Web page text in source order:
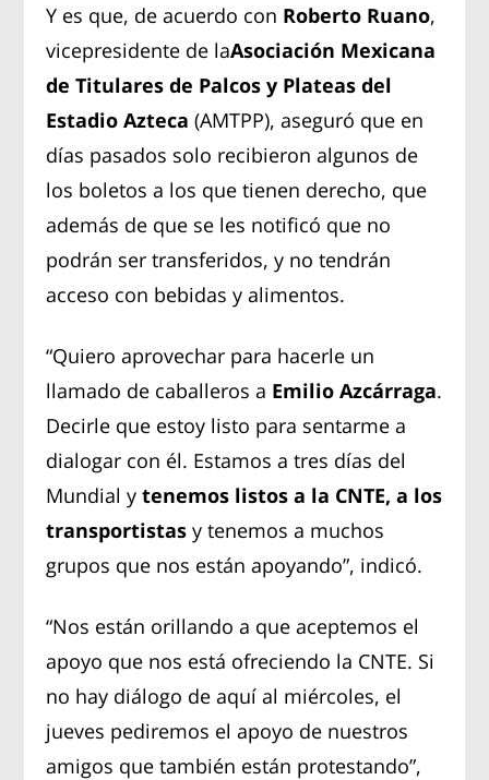
Y es que, de acuerdo con Roberto Ruano,
vicepresidente de laAsociación Mexicana
de Titulares de Palcos y Plateas del
Estadio Azteca(AMTPP), aseguró que en
días pasados solo recibieron algunos de
los boletos a los que tienen derecho, que
además de que se les notificó que no
podrán ser transferidos, y no tendrán
acceso con bebidas y alimentos.
“Quiero aprovechar para hacerle un
llamado de caballeros a Emilio Azcárraga.
Decirle que estoy listo para sentarme a
dialogar con él. Estamos a tres días del
Mundial y tenemos listos a la CNTE, a los
transportistas y tenemos a muchos
grupos que nos están apoyando”, indicó.
“Nos están orillando a que aceptemos el
apoyo que nos está ofreciendo la CNTE. Si
no hay diálogo de aquí al miércoles, el
jueves pediremos el apoyo de nuestros
amigos que también están protestando”,